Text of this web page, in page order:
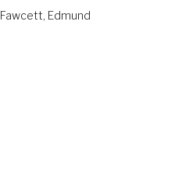
Fawcett, Edmund